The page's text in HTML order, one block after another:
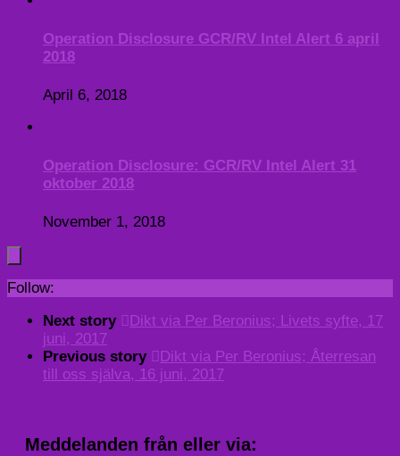
Operation Disclosure GCR/RV Intel Alert 6 april
2018
April 6, 2018
Operation Disclosure: GCR/RV Intel Alert 31
oktober 2018
November 1, 2018
Follow:
Next story
Dikt via Per Beronius; Livets syfte, 17
juni, 2017
Previous story
Dikt via Per Beronius; Återresan
till oss själva, 16 juni, 2017
Meddelanden från eller via: